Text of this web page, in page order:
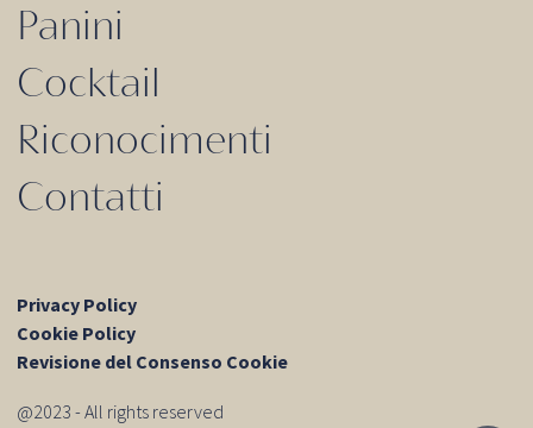
Panini
Cocktail
Riconocimenti
Contatti
Privacy Policy
Cookie Policy
Revisione del Consenso Cookie
@2023 - All rights reserved